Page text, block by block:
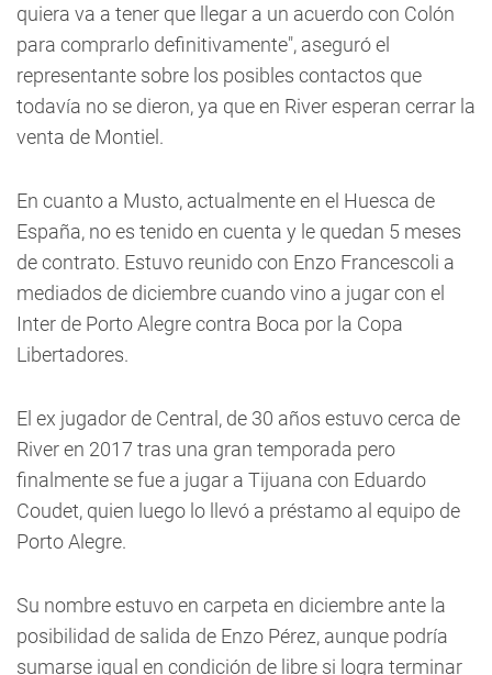
quiera va a tener que llegar a un acuerdo con Colón
para comprarlo definitivamente", aseguró el
representante sobre los posibles contactos que
todavía no se dieron, ya que en River esperan cerrar la
venta de Montiel.
En cuanto a Musto, actualmente en el Huesca de
España, no es tenido en cuenta y le quedan 5 meses
de contrato. Estuvo reunido con Enzo Francescoli a
mediados de diciembre cuando vino a jugar con el
Inter de Porto Alegre contra Boca por la Copa
Libertadores.
El ex jugador de Central, de 30 años estuvo cerca de
River en 2017 tras una gran temporada pero
finalmente se fue a jugar a Tijuana con Eduardo
Coudet, quien luego lo llevó a préstamo al equipo de
Porto Alegre.
Su nombre estuvo en carpeta en diciembre ante la
posibilidad de salida de Enzo Pérez, aunque podría
sumarse igual en condición de libre si logra terminar